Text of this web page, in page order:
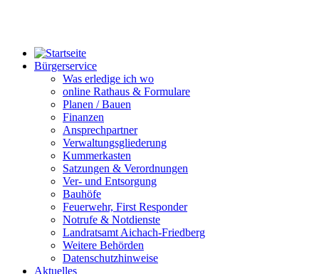
Bürgerservice
Was erledige ich wo
online Rathaus & Formulare
Planen / Bauen
Finanzen
Ansprechpartner
Verwaltungsgliederung
Kummerkasten
Satzungen & Verordnungen
Ver- und Entsorgung
Bauhöfe
Feuerwehr, First Responder
Notrufe & Notdienste
Landratsamt Aichach-Friedberg
Weitere Behörden
Datenschutzhinweise
Aktuelles